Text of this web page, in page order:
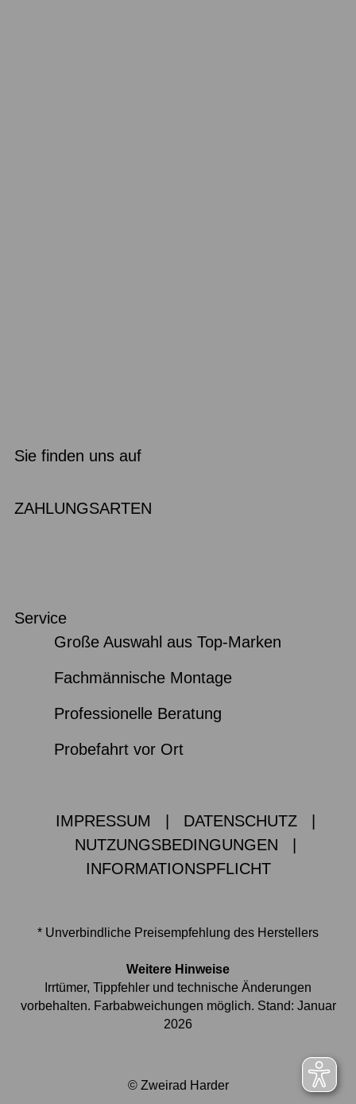
Sie finden uns auf
ZAHLUNGSARTEN
Service
Große Auswahl aus Top-Marken
Fachmännische Montage
Professionelle Beratung
Probefahrt vor Ort
IMPRESSUM DATENSCHUTZ
NUTZUNGSBEDINGUNGEN
INFORMATIONSPFLICHT
* Unverbindliche Preisempfehlung des Herstellers
Weitere Hinweise
Irrtümer, Tippfehler und technische Änderungen
vorbehalten. Farbabweichungen möglich. Stand: Januar
2026
© Zweirad Harder